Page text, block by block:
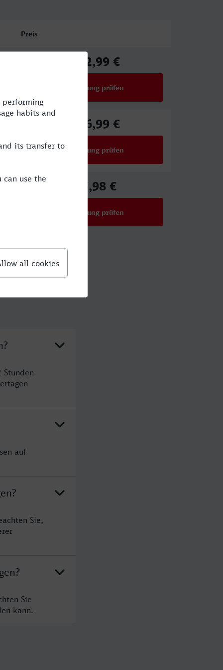
Preis
102,99 €
Verbindung prüfen
106,99 €
Verbindung prüfen
65,98 €
Verbindung prüfen
Stunden
auf
Sie,
Sie
kann.